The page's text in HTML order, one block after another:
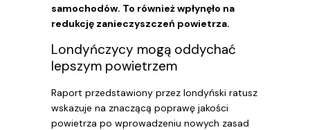
samochodów. To również wpłynęło na
redukcję zanieczyszczeń powietrza.
Londyńczycy mogą oddychać
lepszym powietrzem
Raport przedstawiony przez londyński ratusz
wskazuje na znaczącą poprawę jakości
powietrza po wprowadzeniu nowych zasad